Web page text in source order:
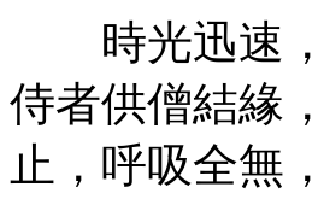
時光迅速，
侍者供僧結緣
止，呼吸全無